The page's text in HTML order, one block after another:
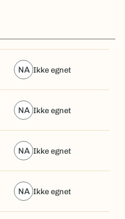
NA ikke egnet
NA ikke egnet
NA ikke egnet
NA ikke egnet